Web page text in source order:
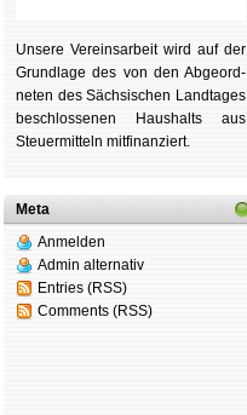
Unsere Ver­eins­ar­beit wird auf der
Grund­lage des von den Ab­ge­ord­
ne­ten des Säch­si­schen Land­tages
be­schlos­se­nen Haus­halts aus
Steu­er­mitteln mit­fi­nan­ziert.
Meta
Anmelden
Admin alternativ
Entries (RSS)
Comments (RSS)